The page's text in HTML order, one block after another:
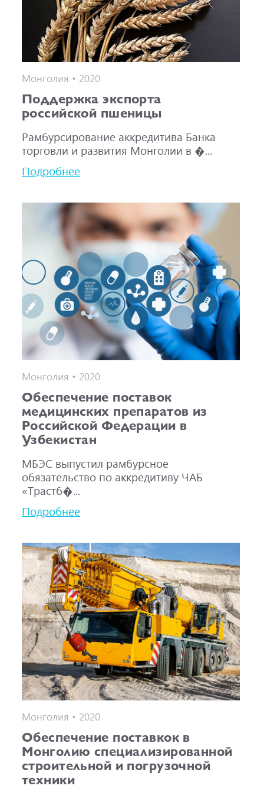
Монголия • 2020
Поддержка экспорта
российской пшеницы
Рамбурсирование аккредитива Банка
торговли и развития Монголии в �...
Подробнее
Монголия • 2020
Обеспечение поставок
медицинских препаратов из
Российской Федерации в
Узбекистан
МБЭС выпустил рамбурсное
обязательство по аккредитиву ЧАБ
«Трастб�...
Подробнее
Монголия • 2020
Обеспечение поставкок в
Монголию специализированной
строительной и погрузочной
техники